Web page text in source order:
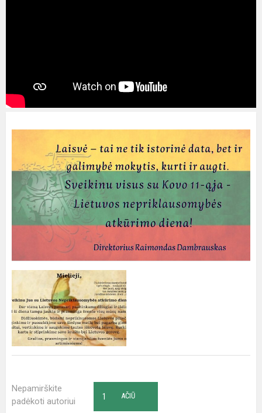
Nepamirškite
padėkoti autoriui
AČIŪ
1